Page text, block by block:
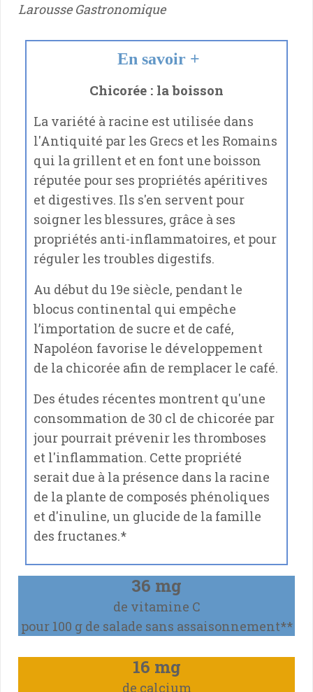
Larousse Gastronomique
En savoir +
Chicorée : la boisson
La variété à racine est utilisée dans
l'Antiquité par les Grecs et les Romains
qui la grillent et en font une boisson
réputée pour ses propriétés apéritives
et digestives. Ils s'en servent pour
soigner les blessures, grâce à ses
propriétés anti-inflammatoires, et pour
réguler les troubles digestifs.
Au début du 19e siècle, pendant le
blocus continental qui empêche
l’importation de sucre et de café,
Napoléon favorise le développement
de la chicorée afin de remplacer le café.
Des études récentes montrent qu'une
consommation de 30 cl de chicorée par
jour pourrait prévenir les thromboses
et l'inflammation. Cette propriété
serait due à la présence dans la racine
de la plante de composés phénoliques
et d'inuline, un glucide de la famille
des fructanes.*
36 mg
de vitamine C
pour 100 g de salade sans assaisonnement**
16 mg
de calcium